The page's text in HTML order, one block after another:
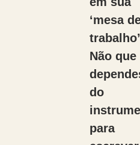
‘mesa
Não que
do
para